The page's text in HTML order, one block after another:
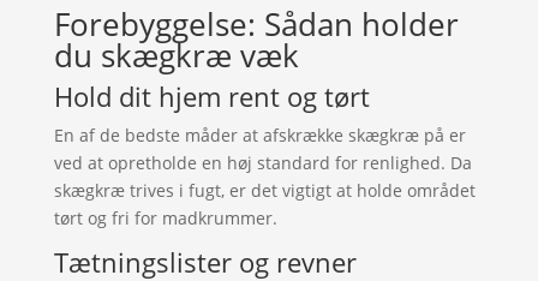
Forebyggelse: Sådan holder
du skægkræ væk
Hold dit hjem rent og tørt
En af de bedste måder at afskrække skægkræ på er
ved at opretholde en høj standard for renlighed. Da
skægkræ trives i fugt, er det vigtigt at holde området
tørt og fri for madkrummer.
Tætningslister og revner